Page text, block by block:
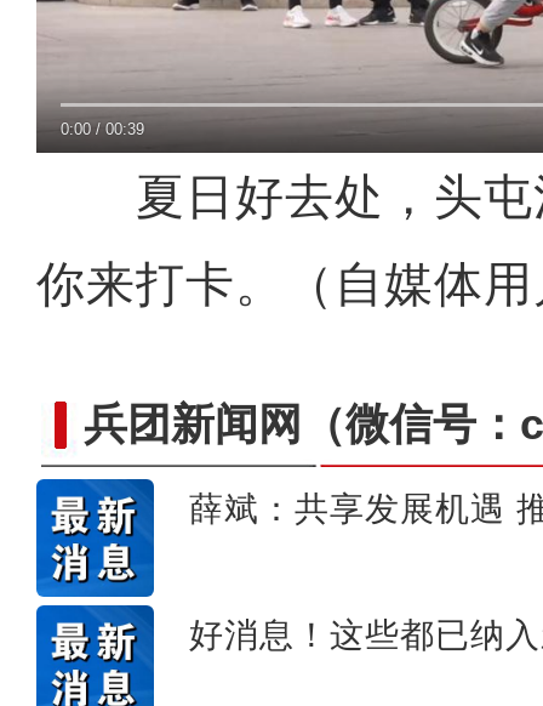
0:00/00:39
夏日好去处，头屯
你来打卡。（自媒体
兵团新闻网 （微信号
薛斌：共享发展机遇
好消息！这些都已纳